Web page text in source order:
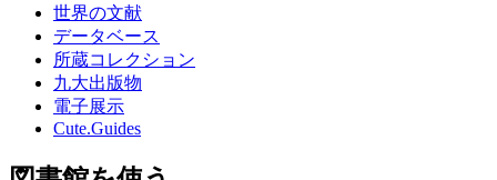
世界の文献
データベース
所蔵コレクション
九大出版物
電子展示
Cute.Guides